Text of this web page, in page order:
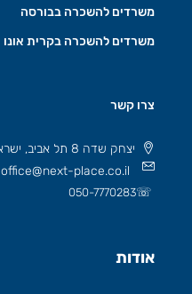
משרדים להשכרה בבורסה
משרדים להשכרה בקרית אונו
צרו קשר
יצחק שדה 8 תל אביב, ישראל 6777508
office@next-place.co.il
☏
050-7770283
אודות